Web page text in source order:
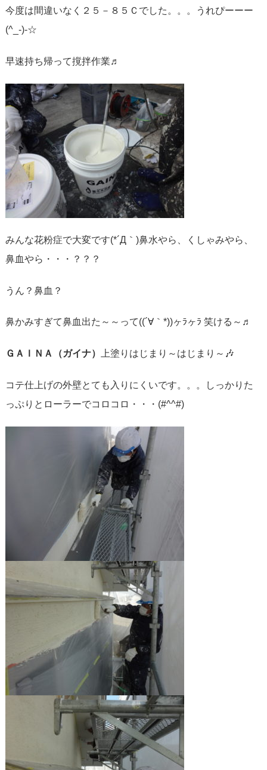
今度は間違いなく２５－８５Ｃでした。。。うれぴーーー
(^_-)-☆
早速持ち帰って撹拌作業♬
みんな花粉症で大変です(*´Д｀)鼻水やら、くしゃみやら、
鼻血やら・・・？？？
うん？鼻血？
鼻かみすぎて鼻血出た～～って((´∀｀*))ヶﾗヶﾗ 笑ける～♬
ＧＡＩＮＡ（ガイナ） 上塗りはじまり～はじまり～🎶
コテ仕上げの外壁とても入りにくいです。。。しっかりた
っぷりとローラーでコロコロ・・・(#^^#)